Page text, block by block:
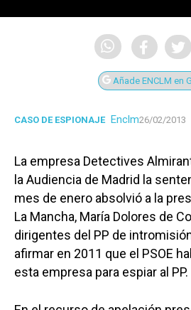
Añade ENCLM en
CASO DE ESPIONAJE Enclm26/02/2013
La empresa Detectives
la Audiencia de Madrid la
mes de enero absolvió a la
La Mancha, María Dolores de
dirigentes del PP de
afirmar en 2011 que el PSOE
esta empresa para espiar al PP.